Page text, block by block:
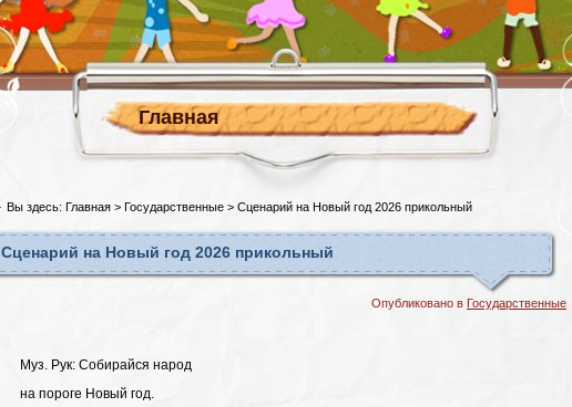
Главная
Вы здесь: Главная > Государственные > Сценарий на Новый год 2026 прикольный
Сценарий на Новый год 2026 прикольный
Опубликовано в Государственные
Муз. Рук: Собирайся народ
на пороге Новый год.